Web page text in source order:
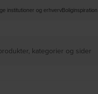
institutioner og erhverv